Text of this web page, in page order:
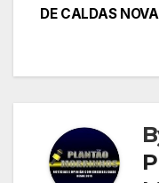
DE CALDAS